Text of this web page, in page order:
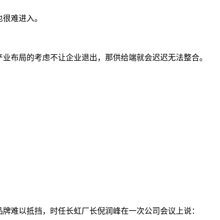
难进入。
布局的考虑不让企业退出，那供给端就会迟迟无法整合。
难以抵挡，时任长虹厂长倪润峰在一次公司会议上说：